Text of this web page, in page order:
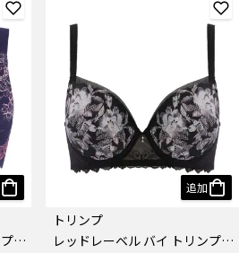
レッドレーベル バイ トリンプ0115 フルカップブラジャー(パッドなし)
追加
トリンプ
レッドレーベル バイ トリンプ0121 ブラジャー